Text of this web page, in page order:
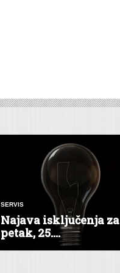
SERVIS
Najava isključenja za
petak, 25....